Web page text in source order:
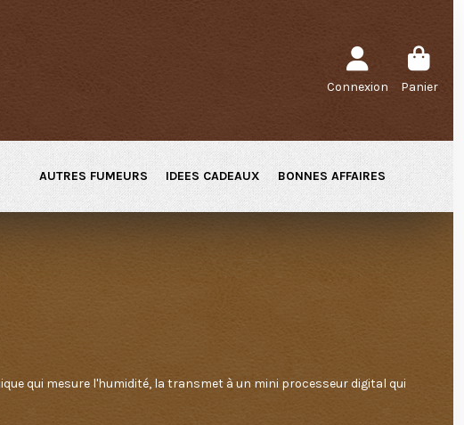
Connexion Panier
AUTRES FUMEURS IDEES CADEAUX BONNES AFFAIRES
qui mesure l'humidité, la transmet à un mini processeur digital qui